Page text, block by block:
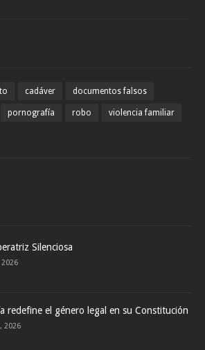
cadáver documentos falsos
pornografía robo violencia familiar
Silenciosa
redefine el género legal en su Constitución
2026